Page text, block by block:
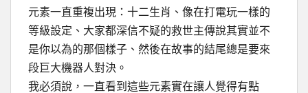
元素一直重複出現：十二生肖、像在打電玩一樣的
等級設定、大家都深信不疑的救世主傳說其實並不
是你以為的那個樣子、然後在故事的結尾總是要來
段巨大機器人對決。
我必須說，一直看到這些元素實在讓人覺得有點